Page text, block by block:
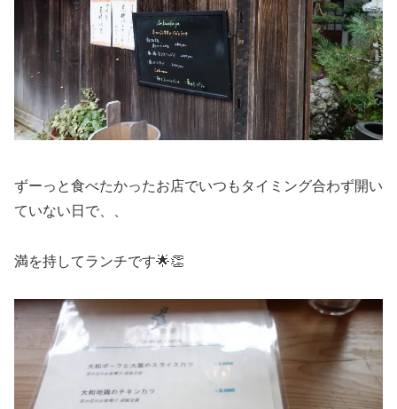
ずーっと食べたかったお店でいつもタイミング合わず開い
ていない日で、、
満を持してランチです🌟👏